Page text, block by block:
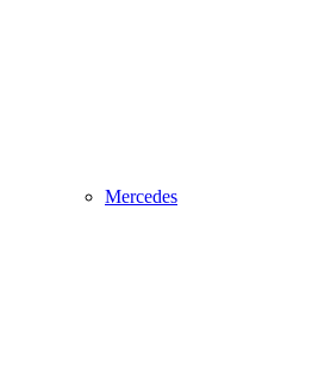
Mercedes